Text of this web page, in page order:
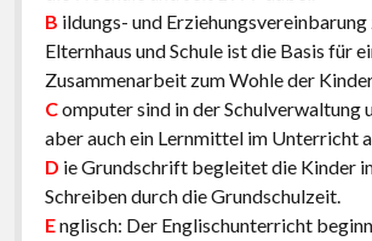
Schule von A bis Z
Schulanmeldung Menü
Für unsere Neuen
Unsere Partner
Kontakt
Impressum
Logineo und Sdui
B ildungs- und Erziehungsvereinbarung
Elternhaus und Schule ist die Basis für
Zusammenarbeit zum Wohle der
Computer sind in der Schulverwaltung
aber auch ein Lernmittel im Unterricht
D ie Grundschrift begleitet die Kinder
Schreiben durch die Grundschulzeit.
Englisch: Der Englischunterricht